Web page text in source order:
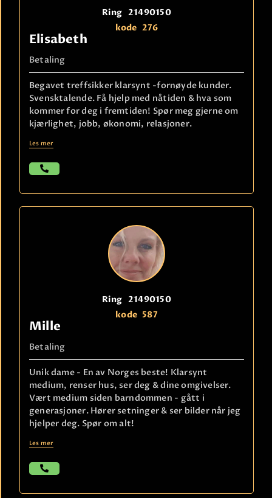
Ring 21490150
kode 276
Elisabeth
Betaling
Begavet treffsikker klarsynt -fornøyde kunder.
Svensktalende. Få hjelp med nåtiden & hva som
kommer for deg i fremtiden! Spør meg gjerne om
kjærlighet, jobb, økonomi, relasjoner.
Les mer
Ring 21490150
kode 587
Mille
Betaling
Unik dame - En av Norges beste! Klarsynt
medium, renser hus, ser deg & dine omgivelser.
Vært medium siden barndommen - gått i
generasjoner. Hører setninger & ser bilder når jeg
hjelper deg. Spør om alt!
Les mer